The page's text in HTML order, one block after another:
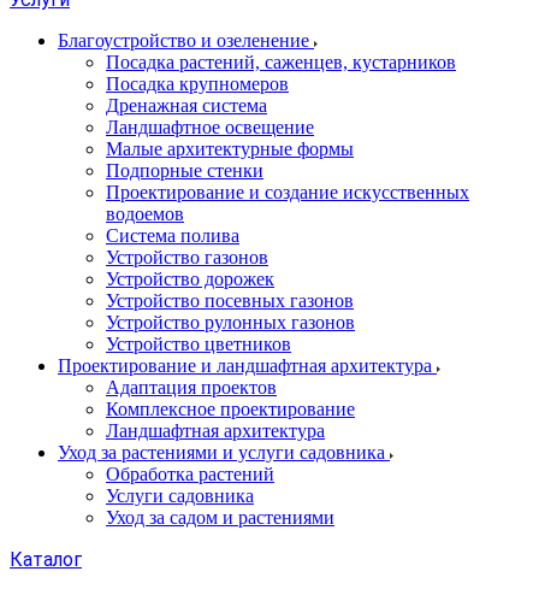
Благоустройство и озеленение
Посадка растений, саженцев, кустарников
Посадка крупномеров
Дренажная система
Ландшафтное освещение
Малые архитектурные формы
Подпорные стенки
Проектирование и создание искусственных
водоемов
Система полива
Устройство газонов
Устройство дорожек
Устройство посевных газонов
Устройство рулонных газонов
Устройство цветников
Проектирование и ландшафтная архитектура
Адаптация проектов
Комплексное проектирование
Ландшафтная архитектура
Уход за растениями и услуги садовника
Обработка растений
Услуги садовника
Уход за садом и растениями
Каталог